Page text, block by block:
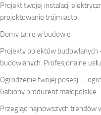
Projekt twojej instalacji
projektowanie trójmiasto
Domy tanie w budowie
Projekty obiektów
budowlanych. Profesjonalne
Ogrodzenie twojej posesji –
Gabiony producent małopolskie
Przegląd najnowszych trendów